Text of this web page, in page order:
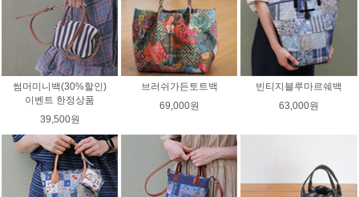
썸머미니백(30%할인)
이벤트 한정상품
39,500원
브러쉬가든토트백
69,000원
빈티지블루마르쉐백
63,000원